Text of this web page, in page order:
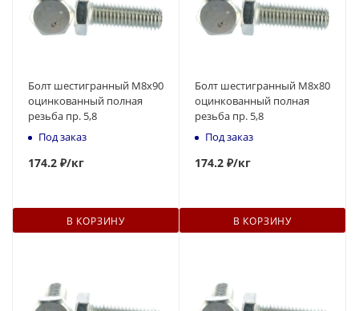
Болт шестигранный М8x90
оцинкованный полная
резьба пр. 5,8
Под заказ
174.2 ₽/кг
В КОРЗИНУ
Болт шестигранный М8x80
оцинкованный полная
резьба пр. 5,8
Под заказ
174.2 ₽/кг
В КОРЗИНУ